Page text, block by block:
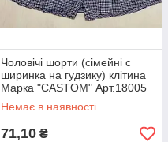
Чоловічі шорти (сімейні c
ширинка на гудзику) клітина
Марка "CASTOM" Арт.18005
Немає в наявності
71,10 ₴